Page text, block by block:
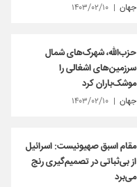
جهان ۱۴۰۳/۰۲/۱۰
حزب‌الله، شهرک‌های شمال
سرزمین‌های اشغالی را
موشک‌باران کرد
جهان ۱۴۰۳/۰۲/۱۰
مقام اسبق صهیونیست: اسرائیل
از بی‌ثباتی در تصمیم‌گیری رنج
می‌برد